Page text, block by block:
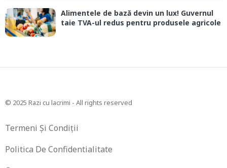
Alimentele de bază devin un lux! Guvernul
taie TVA-ul redus pentru produsele agricole
© 2025 Razi cu lacrimi - All rights reserved
Termeni Și Condiții
Politica De Confidentialitate